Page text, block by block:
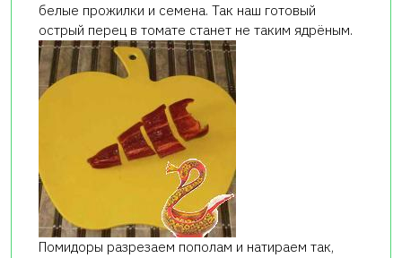
белые прожилки и семена. Так наш готовый
острый перец в томате станет не таким ядрёным.
Помидоры разрезаем пополам и натираем так,